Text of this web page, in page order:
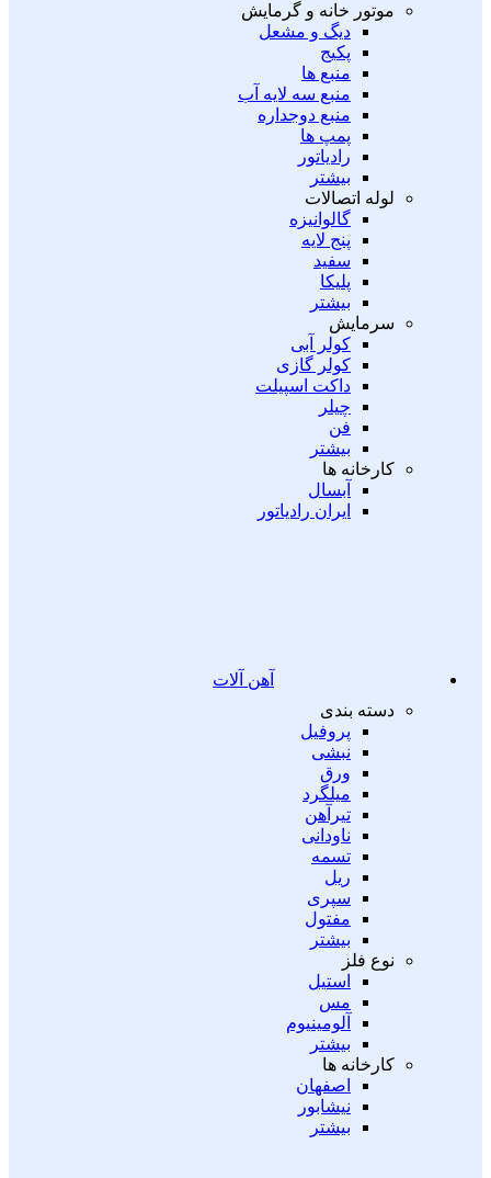
موتور خانه و گرمایش
دیگ و مشعل
پکیج
منبع ها
منبع سه لایه آب
منبع دوجداره
پمپ ها
رادیاتور
بیشتر
لوله اتصالات
گالوانیزه
پنج لایه
سفید
پلیکا
بیشتر
سرمایش
کولر آبی
کولر گازی
داکت اسپیلت
چیلر
فن
بیشتر
کارخانه ها
آبسال
ایران رادیاتور
آهن آلات
دسته بندی
پروفیل
نبشی
ورق
میلگرد
تیرآهن
ناودانی
تسمه
ریل
سپری
مفتول
بیشتر
نوع فلز
استیل
مس
آلومینیوم
بیشتر
کارخانه ها
اصفهان
نیشابور
بیشتر